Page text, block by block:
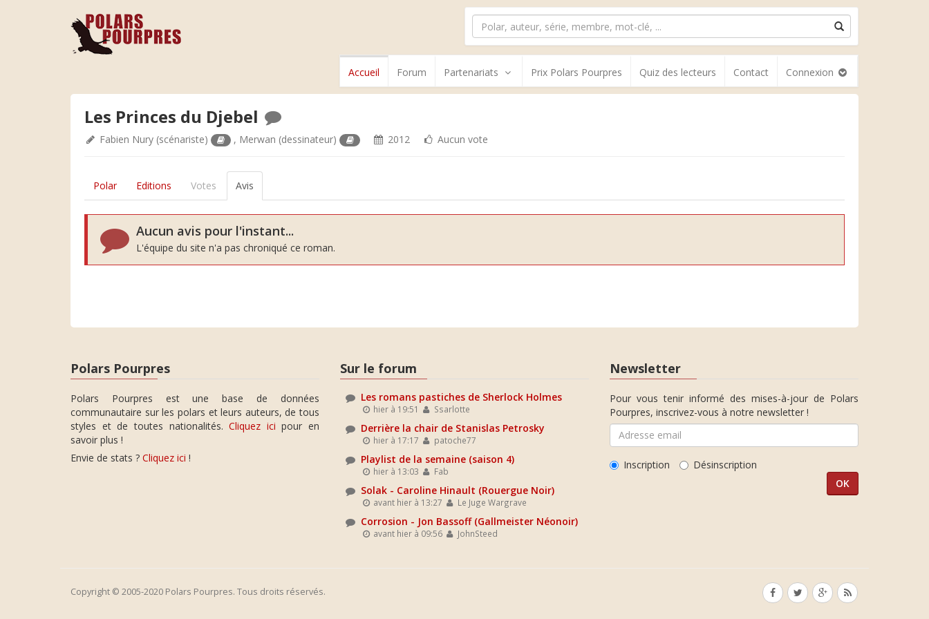
Accueil Forum Partenariats Prix Polars Pourpres Quiz des lecteurs Contact Connexion
Les Princes du Djebel
Fabien Nury (scénariste) , Merwan (dessinateur) 2012 Aucun vote
Polar Editions Votes Avis
Aucun avis pour l'instant...
L'équipe du site n'a pas chroniqué ce roman.
Polars Pourpres
Polars Pourpres est une base de données
communautaire sur les polars et leurs auteurs, de tous
styles et de toutes nationalités.Cliquez ici pour en
savoir plus !
Envie de stats ? Cliquez ici !
Sur le forum
Les romans pastiches de Sherlock Holmes
hier à 19:51 Ssarlotte
Derrière la chair de Stanislas Petrosky
hier à 17:17 patoche77
Playlist de la semaine (saison 4)
hier à 13:03 Fab
Solak - Caroline Hinault (Rouergue Noir)
avant hier à 13:27 Le Juge Wargrave
Corrosion - Jon Bassoff (Gallmeister Néonoir)
avant hier à 09:56 JohnSteed
Newsletter
Pour vous tenir informé des mises-à-jour de Polars
Pourpres, inscrivez-vous à notre newsletter !
Inscription Désinscription
Copyright © 2005-2020 Polars Pourpres. Tous droits réservés.